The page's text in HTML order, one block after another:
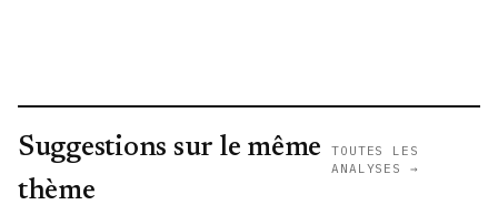
Suggestions sur le même
thème
TOUTES LES
ANALYSES →